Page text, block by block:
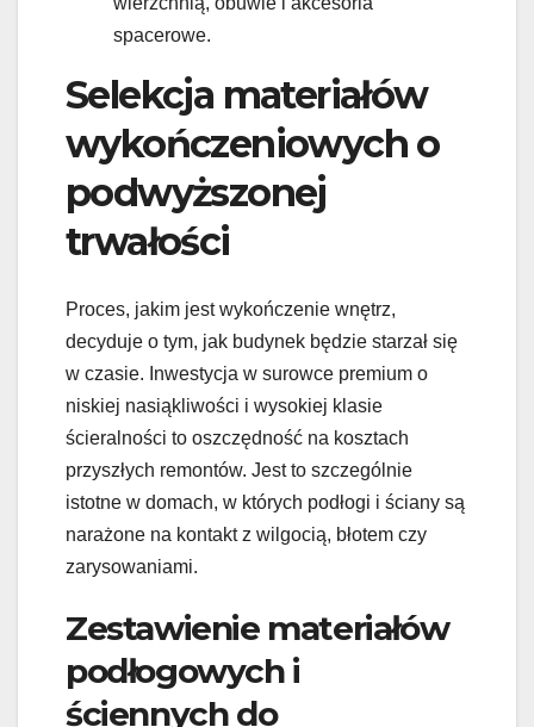
spacerowe.
Selekcja materiałów
wykończeniowych o
podwyższonej
trwałości
Proces, jakim jest wykończenie wnętrz,
decyduje o tym, jak budynek będzie starzał się
w czasie. Inwestycja w surowce premium o
niskiej nasiąkliwości i wysokiej klasie
ścieralności to oszczędność na kosztach
przyszłych remontów. Jest to szczególnie
istotne w domach, w których podłogi i ściany są
narażone na kontakt z wilgocią, błotem czy
zarysowaniami.
Zestawienie materiałów
podłogowych i
ściennych do